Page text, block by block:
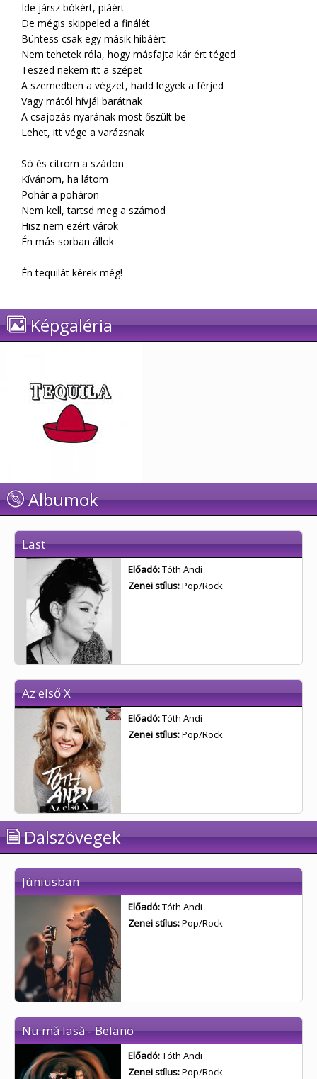
Ide jársz bókért, piáért
De mégis skippeled a finálét
Büntess csak egy másik hibáért
Nem tehetek róla, hogy másfajta kár ért téged
Teszed nekem itt a szépet
A szemedben a végzet, hadd legyek a férjed
Vagy mától hívjál barátnak
A csajozás nyarának most őszült be
Lehet, itt vége a varázsnak
Só és citrom a szádon
Kívánom, ha látom
Pohár a poháron
Nem kell, tartsd meg a számod
Hisz nem ezért várok
Én más sorban állok
Én tequilát kérek még!
Képgaléria
Albumok
Last
Előadó:Tóth Andi
Zenei stílus:Pop/Rock
Az első X
Előadó:Tóth Andi
Zenei stílus:Pop/Rock
Dalszövegek
Júniusban
Előadó:Tóth Andi
Zenei stílus:Pop/Rock
Nu mă lasă - Belano
Előadó:Tóth Andi
Zenei stílus:Pop/Rock